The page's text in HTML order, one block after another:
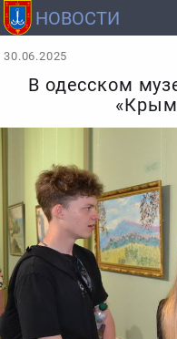
30.06.2025
В одесском